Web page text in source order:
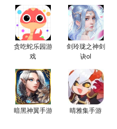
贪吃蛇乐园游
戏
剑玲珑之神剑
诀ol
暗黑神翼手游 晴雅集手游